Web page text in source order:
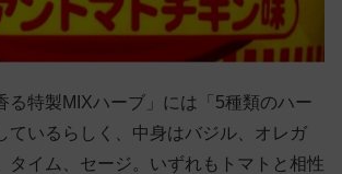
る特製MIXハーブ」には「5種類のハー
ているらしく、中身はバジル、オレガ
タイム、セージ。いずれもトマトと相性